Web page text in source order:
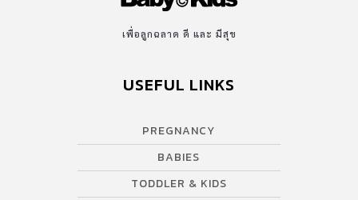
เพื่อลูกฉลาด ดี และ มีสุข
USEFUL LINKS
PREGNANCY
BABIES
TODDLER & KIDS